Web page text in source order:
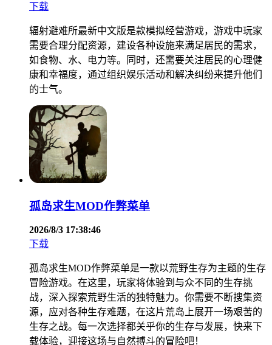
下载
辐射避难所最新中文版是款模拟经营游戏，游戏中玩家
需要合理分配资源，建设各种设施来满足居民的需求，
如食物、水、电力等。同时，还需要关注居民的心理健
康和幸福度，通过组织娱乐活动和解决纠纷来提升他们
的士气。
孤岛求生MOD作弊菜单
2026/8/3 17:38:46
下载
孤岛求生MOD作弊菜单是一款以荒野生存为主题的生存
冒险游戏。在这里，玩家将体验到与众不同的生存挑
战，深入探索荒野生活的独特魅力。你需要不断搜集资
源，应对各种生存难题，在这片荒岛上展开一场艰苦的
生存之战。每一次选择都关乎你的生存与发展，快来下
载体验，迎接这场与自然搏斗的冒险吧！